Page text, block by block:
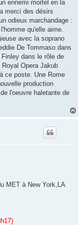
ennemi mortel en la
merci des désirs
odieux marchandage :
qu'elle aime.
avec la soprano
De Tommaso dans
dans le rôle de
Opera Jakub
ce poste. Une Rome
production
l'oeuvre haletante de
MET à New York,LA